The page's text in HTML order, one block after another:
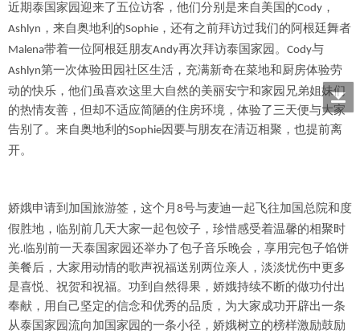
近期泰国家园迎来了五位访客，他们分别是来自美国的Cody ，
Ashlyn ，来自奥地利的Sophie ，还有之前拜访过我们的阿根廷舞者
Malena带着一位阿根廷朋友Andy再次拜访泰国家园。 Cody与
Ashlyn第一次体验田园社区生活，充满新奇在菜地和厨房体验劳
动的快乐，他们虽喜欢这里大自然的美丽安宁和家园兄弟姐妹们
的热情友善，但却不适应简陋的住房环境，体验了三天便与大家
告别了。来自奥地利的Sophie因要与朋友在清迈相聚，也提前离
开。
娇娥申请到加国旅游签，这个月 8号与麦迪一起飞往加国总院和度
假胜地，临别前几天大家一起包饺子，珍惜感受着温馨的相聚时
光.临别前一天泰国家园还举办了包子音乐晚会，享用完包子馅饼
美餐后，大家用动情的歌声祝福送别两位亲人，淡淡忧伤中更多
是喜悦、祝贺和祝福。功到自然得果，娇娥持续不断的做功付出
奉献，用自己坚定的信念和优秀的品质，为大家成功开辟出一条
从泰国家园流向加国家园的一条小径，娇娥树立的榜样激励鼓励